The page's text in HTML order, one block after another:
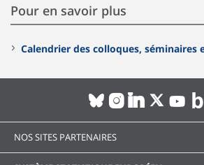
Pour en savoir plus
Calendrier des colloques, séminaires
NOS SITES PARTENAIRES